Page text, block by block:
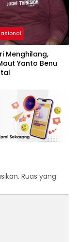
Menghilang,
Yanto Benu
Ruas yang